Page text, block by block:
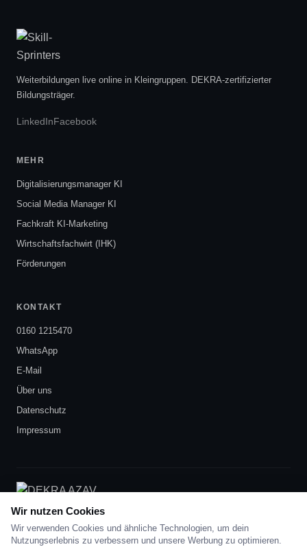
Weiterbildungen live online in Kleingruppen. DEKRA-zertifizierter
Bildungsträger.
LinkedInFacebook
MEHR
Digitalisierungsmanager KI
Social Media Manager KI
Fachkraft KI-Marketing
Wirtschaftsfachwirt (IHK)
Förderungen
KONTAKT
0160 1215470
WhatsApp
E-Mail
Über uns
Datenschutz
Impressum
nach AZAV
Wir nutzen Cookies
Wir verwenden Cookies und ähnliche Technologien, um dein
Nutzungserlebnis zu verbessern und unsere Werbung zu optimieren.